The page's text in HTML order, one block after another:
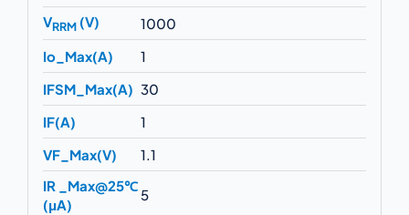
VRRM(V)
1000
Io_Max(A)
1
IFSM_Max(A) 30
IF(A)
1
VF_Max(V)
1.1
IR _Max@25℃
(μA)
5